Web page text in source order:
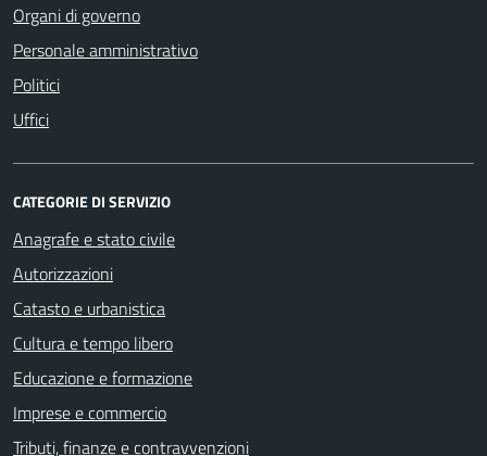
Organi di governo
Personale amministrativo
Politici
Uffici
CATEGORIE DI SERVIZIO
Anagrafe e stato civile
Autorizzazioni
Catasto e urbanistica
Cultura e tempo libero
Educazione e formazione
Imprese e commercio
Tributi, finanze e contravvenzioni